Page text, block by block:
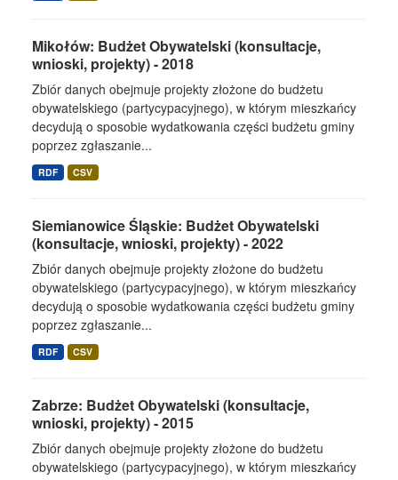
Mikołów: Budżet Obywatelski (konsultacje,
wnioski, projekty) - 2018
Zbiór danych obejmuje projekty złożone do budżetu
obywatelskiego (partycypacyjnego), w którym mieszkańcy
decydują o sposobie wydatkowania części budżetu gminy
poprzez zgłaszanie...
RDF CSV
Siemianowice Śląskie: Budżet Obywatelski
(konsultacje, wnioski, projekty) - 2022
Zbiór danych obejmuje projekty złożone do budżetu
obywatelskiego (partycypacyjnego), w którym mieszkańcy
decydują o sposobie wydatkowania części budżetu gminy
poprzez zgłaszanie...
RDF CSV
Zabrze: Budżet Obywatelski (konsultacje,
wnioski, projekty) - 2015
Zbiór danych obejmuje projekty złożone do budżetu
obywatelskiego (partycypacyjnego), w którym mieszkańcy